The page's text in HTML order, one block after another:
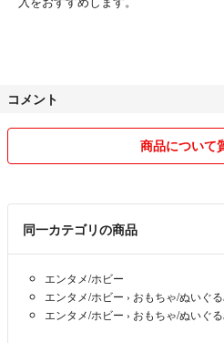
お値引させて頂きますので購入前にお
コメント
商品について
同一カテゴリの商品
エンタメ/ホビー
エンタメ/ホビー › おもちゃ/ぬいぐ
エンタメ/ホビー › おもちゃ/ぬいぐ